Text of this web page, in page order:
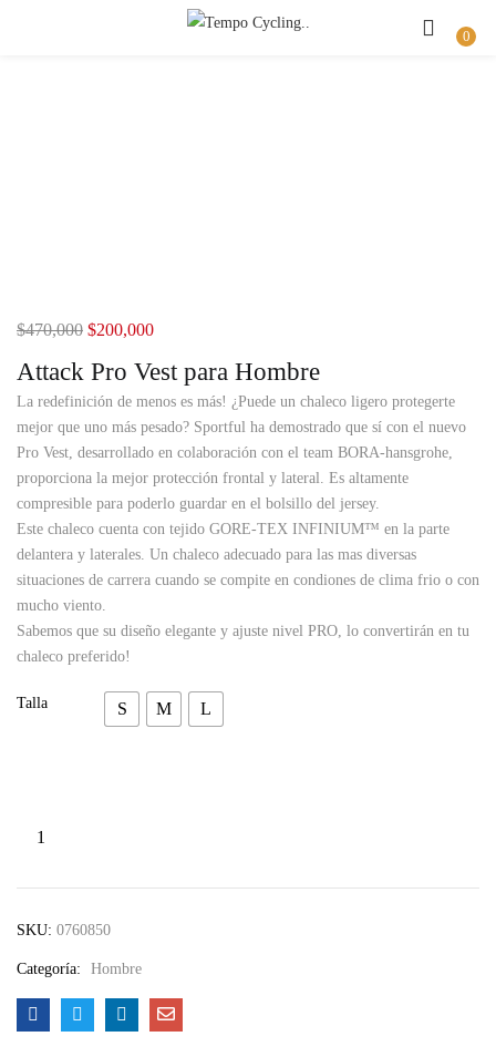
0
Buscar
Attack Pro Vest para Hombre
$470,000 $200,000
La redefinición de menos es más! ¿Puede un chaleco ligero protegerte
mejor que uno más pesado? Sportful ha demostrado que sí con el nuevo
Pro Vest, desarrollado en colaboración con el team BORA-hansgrohe,
proporciona la mejor protección frontal y lateral. Es altamente
compresible para poderlo guardar en el bolsillo del jersey.
Este chaleco cuenta con tejido GORE-TEX INFINIUM™ en la parte
delantera y laterales. Un chaleco adecuado para las mas diversas
situaciones de carrera cuando se compite en condiones de clima frio o con
mucho viento.
Sabemos que su diseño elegante y ajuste nivel PRO, lo convertirán en tu
chaleco preferido!
Talla S M L
Attack
Vest
cantidad
SKU: 0760850
Categoría: Hombre
Olvidaste la contraseña?